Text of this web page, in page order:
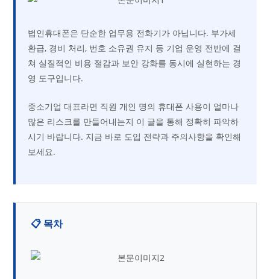
법인휴대폰은 단순한 업무용 전화기가 아닙니다. 부가세
환급, 경비 처리, 번호 소유권 유지 등 기업 운영 전반에 걸
쳐 실질적인 비용 절감과 보안 강화를 동시에 실현하는 경
영 도구입니다.
중소기업 대표라면 직원 개인 명의 휴대폰 사용이 얼마나
많은 리스크를 만들어내는지 이 글을 통해 정확히 파악하
시기 바랍니다. 지금 바로 도입 전략과 주의사항을 확인해
보세요.
📋 목차